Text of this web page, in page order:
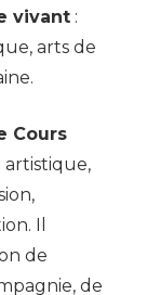
vivant :
arts de
Cours
artistique,
Il
de
de